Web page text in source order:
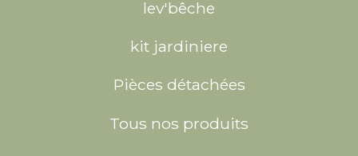
lev'bêche
kit jardiniere
Pièces détachées
Tous nos produits